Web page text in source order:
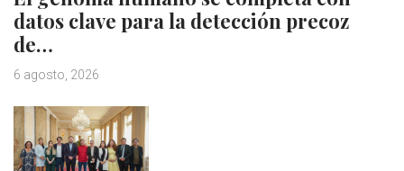
datos clave para la detección precoz
de…
6 agosto, 2026